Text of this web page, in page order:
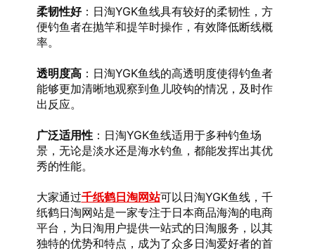
柔韧性好：日淘YGK鱼线具有较好的柔韧性，方
便钓鱼者在抛竿和提竿时操作，有效降低断线概
率。
透明度高：日淘YGK鱼线的高透明度使得钓鱼者
能够更加清晰地观察到鱼儿咬钩的情况，及时作
出反应。
广泛适用性：日淘YGK鱼线适用于多种钓鱼场
景，无论是淡水还是海水钓鱼，都能发挥出其优
秀的性能。
大家通过千纸鹤日淘网站可以日淘YGK鱼线，千
纸鹤日淘网站是一家专注于日本商品海淘的电商
平台，为日淘用户提供一站式的日淘服务，以其
独特的优势和特点，成为了众多日淘爱好者的首